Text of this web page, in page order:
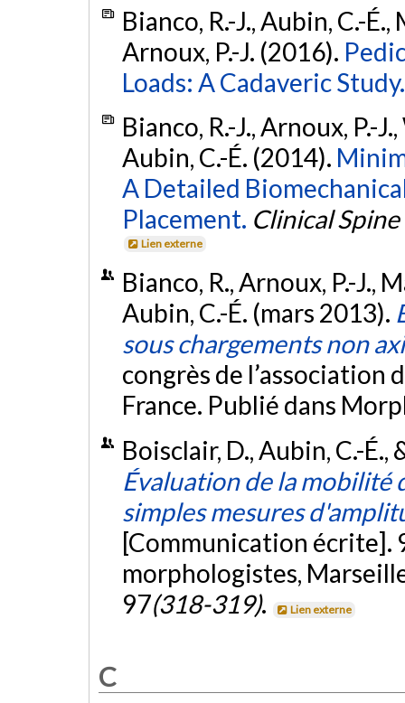
Bianco, R.-J., Aubin, C.-
Arnoux, P.-J. (2016).
Loads: A Cadaveric Study.
Bianco, R.-J., Arnoux, P.-
Aubin, C.-É. (2014).
A Detailed
Placement. Clinical
Lien externe
Bianco, R., Arnoux, P.-J.,
Aubin, C.-É. (mars 2013).
sous chargements non
congrès de l’association
France. Publié dans
Boisclair, D., Aubin, C.-É.,
Évaluation de la mobilité
simples mesures
[Communication écrite].
morphologistes,
97(318-319). Lien externe
C